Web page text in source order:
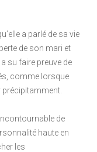
a parlé de sa vie
de son mari et
su faire preuve de
comme lorsque
précipitamment.
de
haute en
les